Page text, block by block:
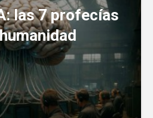
las 7 profecías